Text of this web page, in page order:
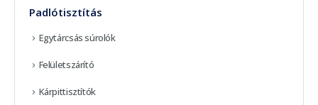
Padlótisztítás
Egytárcsás súrolók
Felületszárító
Kárpittisztítók